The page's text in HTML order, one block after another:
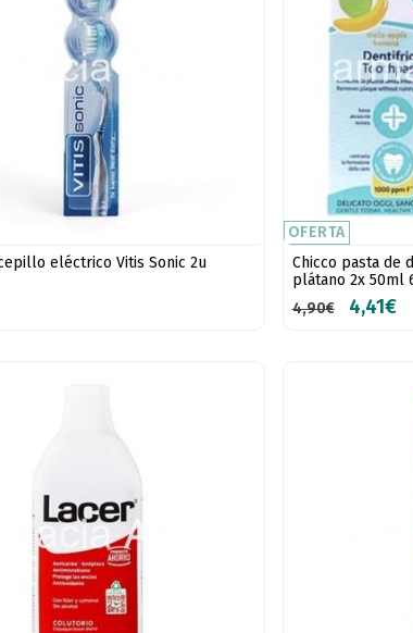
eléctrico Vitis Sonic 2u
OFERTA
Chicco pasta de
plátano 2x 50ml
4,90€
4,41€